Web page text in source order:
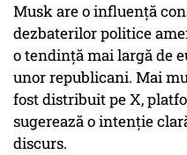
Musk are o influență
dezbaterilor politice
o tendință mai largă de
unor republicani. Mai
fost distribuit pe X,
sugerează o intenție
discurs.